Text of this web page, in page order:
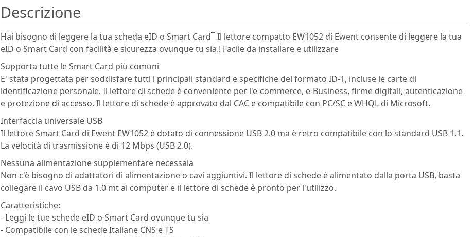
Descrizione
Hai bisogno di leggere la tua scheda eID o Smart Card‾ Il lettore compatto EW1052 di Ewent consente di leggere la tua
eID o Smart Card con facilità e sicurezza ovunque tu sia.! Facile da installare e utilizzare
Supporta tutte le Smart Card più comuni
E' stata progettata per soddisfare tutti i principali standard e specifiche del formato ID-1, incluse le carte di
identificazione personale. Il lettore di schede è conveniente per l'e-commerce, e-Business, firme digitali, autenticazione
e protezione di accesso. Il lettore di schede è approvato dal CAC e compatibile con PC/SC e WHQL di Microsoft.
Interfaccia universale USB
Il lettore Smart Card di Ewent EW1052 è dotato di connessione USB 2.0 ma è retro compatibile con lo standard USB 1.1.
La velocità di trasmissione è di 12 Mbps (USB 2.0).
Nessuna alimentazione supplementare necessaia
Non c'è bisogno di adattatori di alimentazione o cavi aggiuntivi. Il lettore di schede è alimentato dalla porta USB, basta
collegare il cavo USB da 1.0 mt al computer e il lettore di schede è pronto per l'utilizzo.
Caratteristiche:
- Leggi le tue schede eID o Smart Card ovunque tu sia
- Compatibile con le schede Italiane CNS e TS